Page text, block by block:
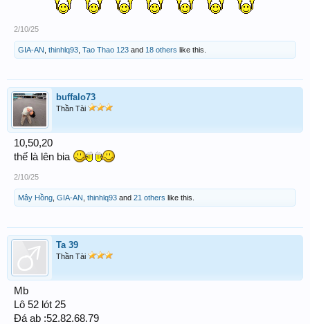
2/10/25
GIA-AN thinhlq93 Tao Thao 123 and 18 others like this.
buffalo73
Thần Tài
10,50,20
thế là lên bia
2/10/25
Mây Hồng GIA-AN thinhlq93 and 21 others like this.
Ta 39
Thần Tài
Mb
Lô 52 lót 25
Đá ab :52.82.68.79